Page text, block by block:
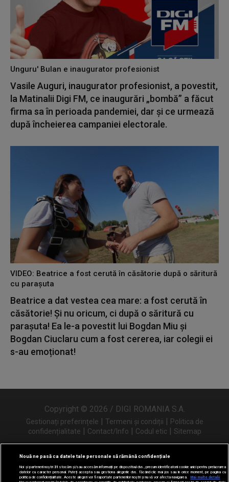
Unguru' Bulan e inaugurator profesionist
Vasile Auguri, inaugurator profesionist, a povestit,
la Matinalii Digi FM, ce inaugurări „bombă” a făcut
firma sa în perioada pandemiei, dar și ce urmează
după încheierea campaniei electorale.
VIDEO: Beatrice a fost cerută în căsătorie după o săritură
cu parașuta
Beatrice a dat vestea cea mare: a fost cerută în
căsătorie! Și nu oricum, ci după o săritură cu
parașuta! Ea le-a povestit lui Bogdan Miu și
Bogdan Ciuclaru cum a fost cererea, iar colegii ei
s-au emoționat!
Copyright © 2026 / DIGI ROMANIA S.A.
Gestionați preferințele | Termeni și condiții | Politica de
confidențialitate | Contact/Info | Codul etic | Sitemap
Urmărește-ne și pe
Nouă ne pasă ca datele tale personale să rămână confidențiale
Noi și partenerii noștri31 stocăm și/sau accesăm informații pe dispozitivul dvs., precum identificatorii cookie unici pentru prelucrarea
datelor cu caracter personal. Puteți accepta sau gestiona alegerile dvs. făcând clic mai jos sau în orice moment, pe pagina cu
politica de confidențialitate. Aceste alegeri vor fi raportate partenerilor noștri și nu vă vor afecta navigarea.
Mai multe detalii